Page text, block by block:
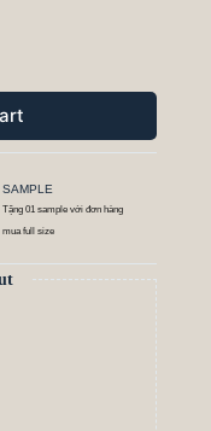
SAMPLE
Tặng 01 sample với đơn hàng
mua full size